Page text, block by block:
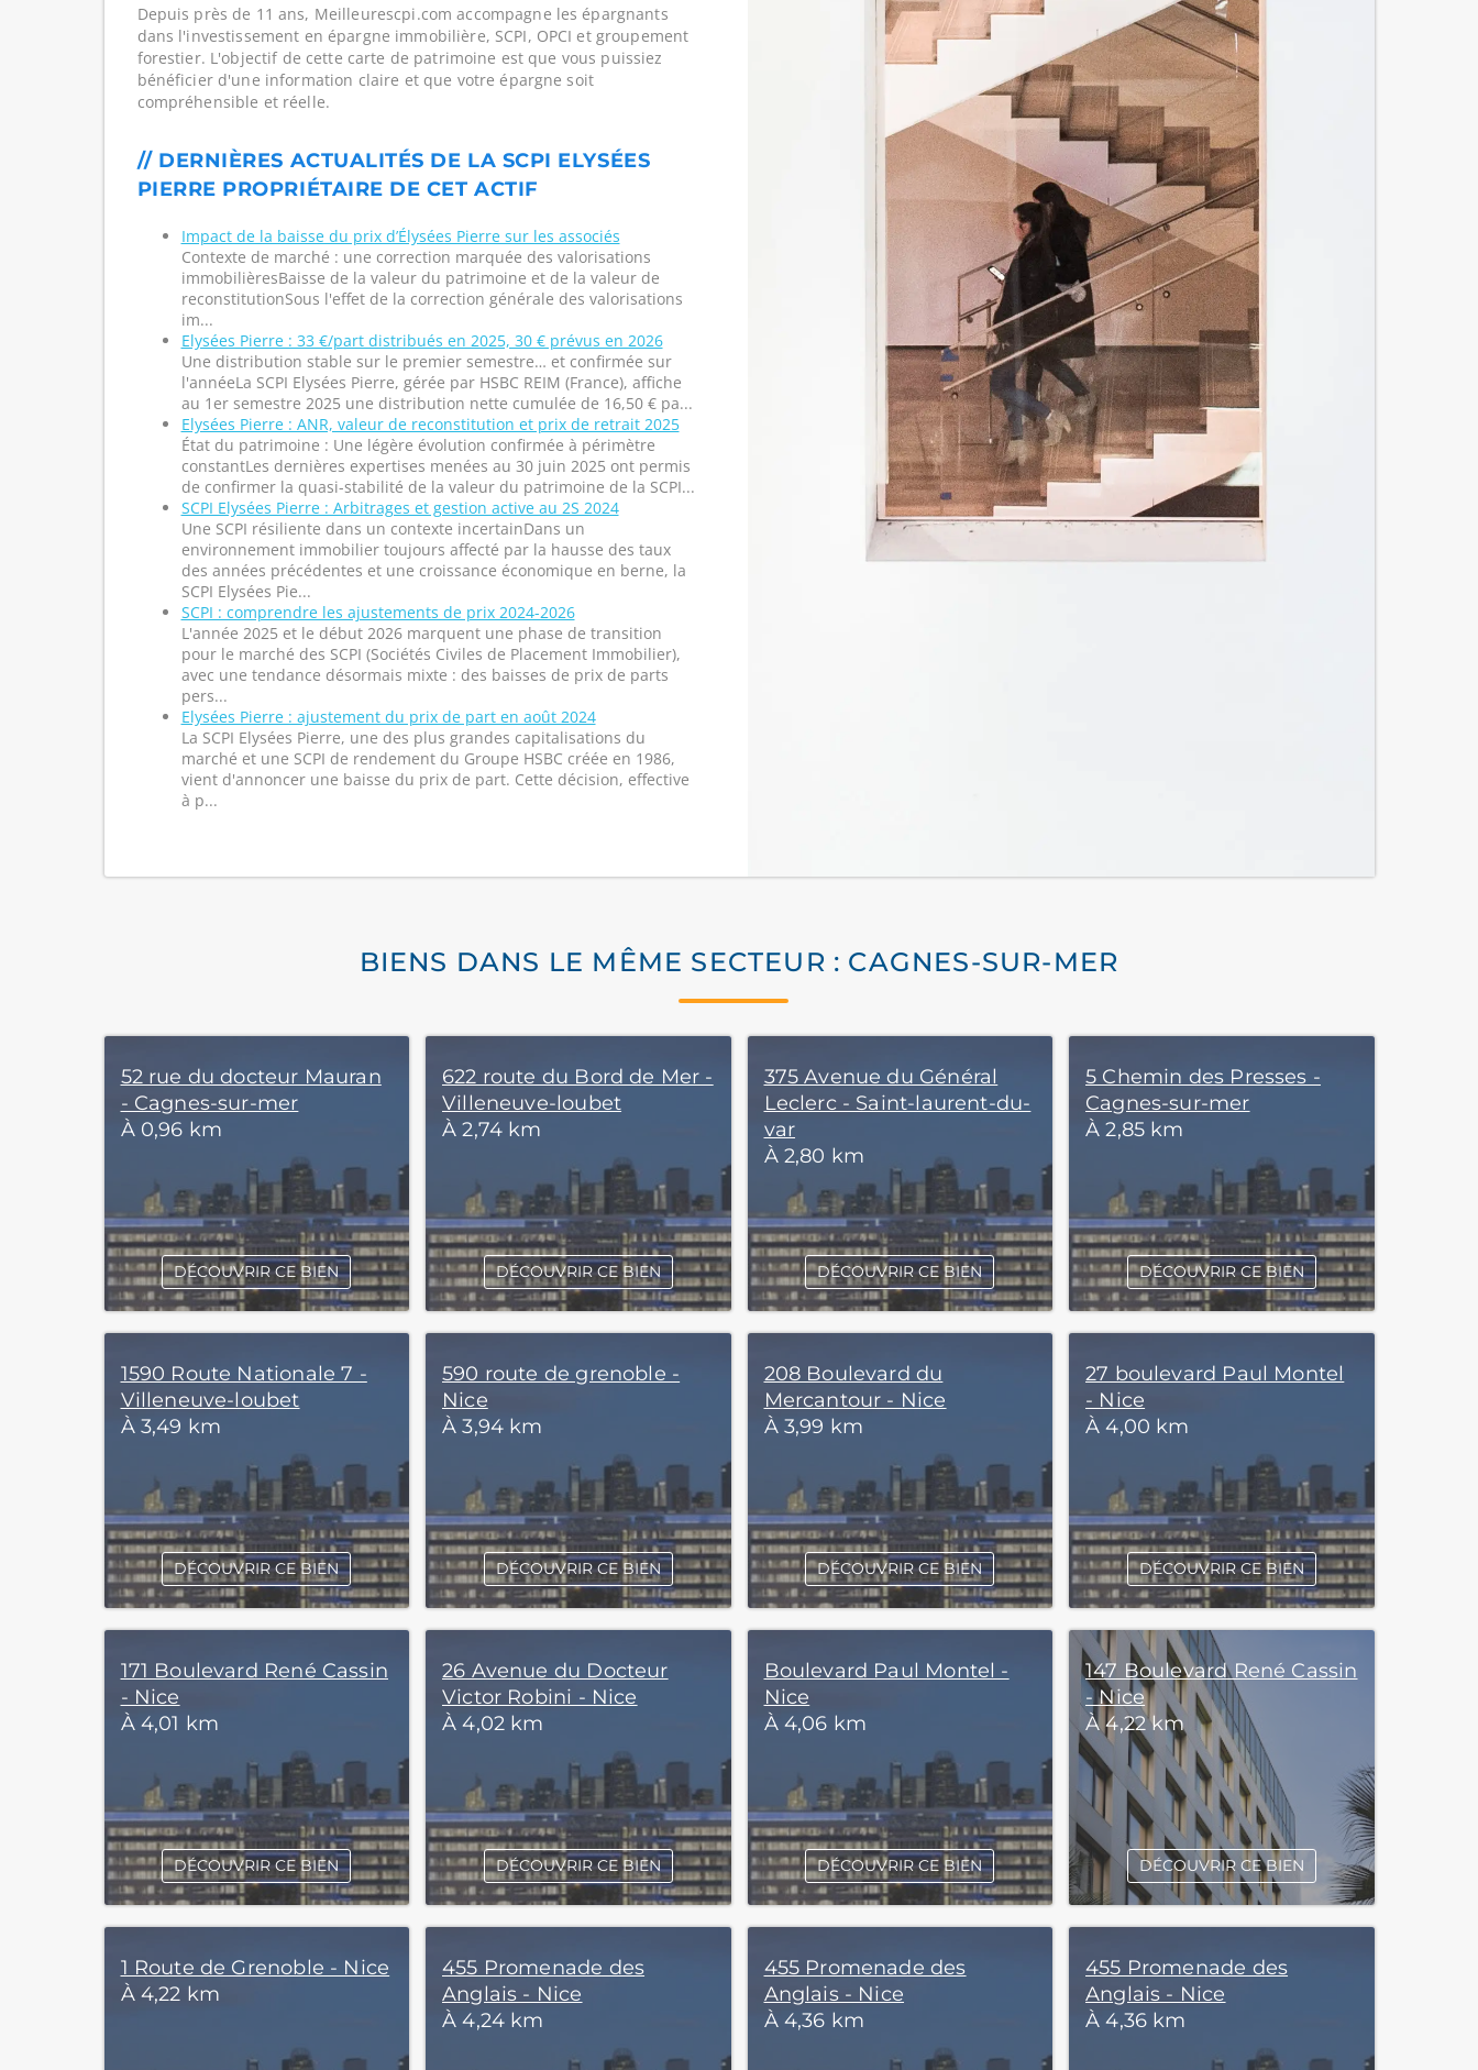
Depuis près de 11 ans, Meilleurescpi.com accompagne les épargnants
dans l'investissement en épargne immobilière, SCPI, OPCI et groupement
forestier. L'objectif de cette carte de patrimoine est que vous puissiez
bénéficier d'une information claire et que votre épargne soit
compréhensible et réelle.
// DERNIÈRES ACTUALITÉS DE LA SCPI ELYSÉES
PIERRE PROPRIÉTAIRE DE CET ACTIF
Impact de la baisse du prix d’Élysées Pierre sur les associés
Contexte de marché : une correction marquée des valorisations
immobilièresBaisse de la valeur du patrimoine et de la valeur de
reconstitutionSous l'effet de la correction générale des valorisations
im...
Elysées Pierre : 33 €/part distribués en 2025, 30 € prévus en 2026
Une distribution stable sur le premier semestre… et confirmée sur
l'annéeLa SCPI Elysées Pierre, gérée par HSBC REIM (France), affiche
au 1er semestre 2025 une distribution nette cumulée de 16,50 € pa...
Elysées Pierre : ANR, valeur de reconstitution et prix de retrait 2025
État du patrimoine : Une légère évolution confirmée à périmètre
constantLes dernières expertises menées au 30 juin 2025 ont permis
de confirmer la quasi-stabilité de la valeur du patrimoine de la SCPI...
SCPI Elysées Pierre : Arbitrages et gestion active au 2S 2024
Une SCPI résiliente dans un contexte incertainDans un
environnement immobilier toujours affecté par la hausse des taux
des années précédentes et une croissance économique en berne, la
SCPI Elysées Pie...
SCPI : comprendre les ajustements de prix 2024-2026
L'année 2025 et le début 2026 marquent une phase de transition
pour le marché des SCPI (Sociétés Civiles de Placement Immobilier),
avec une tendance désormais mixte : des baisses de prix de parts
pers...
Elysées Pierre : ajustement du prix de part en août 2024
La SCPI Elysées Pierre, une des plus grandes capitalisations du
marché et une SCPI de rendement du Groupe HSBC créée en 1986,
vient d'annoncer une baisse du prix de part. Cette décision, effective
à p...
BIENS DANS LE MÊME SECTEUR : CAGNES-SUR-MER
52 rue du docteur Mauran
- Cagnes-sur-mer
À 0,96 km
DÉCOUVRIR CE BIEN
622 route du Bord de Mer -
Villeneuve-loubet
À 2,74 km
DÉCOUVRIR CE BIEN
375 Avenue du Général
Leclerc - Saint-laurent-du-
var
À 2,80 km
DÉCOUVRIR CE BIEN
5 Chemin des Presses -
Cagnes-sur-mer
À 2,85 km
DÉCOUVRIR CE BIEN
1590 Route Nationale 7 -
Villeneuve-loubet
À 3,49 km
DÉCOUVRIR CE BIEN
590 route de grenoble -
Nice
À 3,94 km
DÉCOUVRIR CE BIEN
208 Boulevard du
Mercantour - Nice
À 3,99 km
DÉCOUVRIR CE BIEN
27 boulevard Paul Montel
- Nice
À 4,00 km
DÉCOUVRIR CE BIEN
171 Boulevard René Cassin
- Nice
À 4,01 km
DÉCOUVRIR CE BIEN
26 Avenue du Docteur
Victor Robini - Nice
À 4,02 km
DÉCOUVRIR CE BIEN
Boulevard Paul Montel -
Nice
À 4,06 km
DÉCOUVRIR CE BIEN
147 Boulevard René Cassin
- Nice
À 4,22 km
DÉCOUVRIR CE BIEN
1 Route de Grenoble - Nice
À 4,22 km
455 Promenade des
Anglais - Nice
À 4,24 km
455 Promenade des
Anglais - Nice
À 4,36 km
455 Promenade des
Anglais - Nice
À 4,36 km